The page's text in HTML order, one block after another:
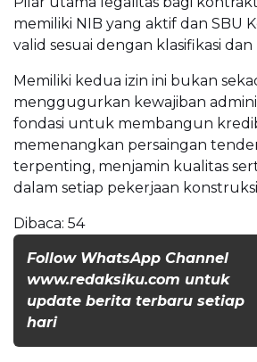
memiliki NIB yang aktif dan SBU
valid sesuai dengan klasifikasi dan
Memiliki kedua izin ini bukan
menggugurkan kewajiban
fondasi untuk membangun
memenangkan persaingan
terpenting, menjamin kualitas
dalam setiap pekerjaan
Dibaca: 54
Follow WhatsApp Channel
www.redaksiku.com untuk
update berita terbaru setiap
hari